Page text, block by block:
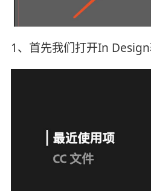
1、首先我们打开In Design